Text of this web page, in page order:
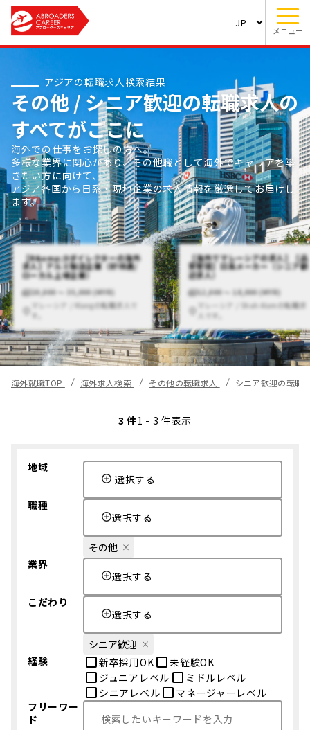
メニュー
アジアの転職求人検索結果
その他 / シニア歓迎の転職求人の
すべてがここに
海外での仕事をお探しの方へ。
多様な業界に関心があり、その他職として海外でキャリアを築
きたい方に向けて、
アジア各国から日系・現地企業の求人情報を厳選してお届けし
ます。
【R&amp;Dダイレクターの海外
求人】アルミ製造企業（好待遇/
ローカル上場企業）
20,000 〜 35,000 (MYR)
マレーシア / Klangの転職求人で
す。
【海外でマレーシアの求人】【品
質管理】日系メーカー（シニア歓
迎求人）
12,000 〜 18,000 (MYR)
マレーシア / Shah Alamの転職求
人です。
海外就職TOP 海外求人検索 その他の転職求人 シニア歓迎の転職
3 件1 - 3 件表示
地域
選択する
職種
選択する
その他
業界
選択する
こだわり
選択する
シニア歓迎
経験
新卒採用OK
未経験OK
ジュニアレベル
ミドルレベル
シニアレベル
マネージャーレベル
フリーワー
ド